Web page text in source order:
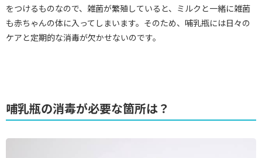
をつけるものなので、雑菌が繁殖していると、ミルクと一緒に雑菌
も赤ちゃんの体に入ってしまいます。そのため、哺乳瓶には日々の
ケアと定期的な消毒が欠かせないのです。
哺乳瓶の消毒が必要な箇所は？